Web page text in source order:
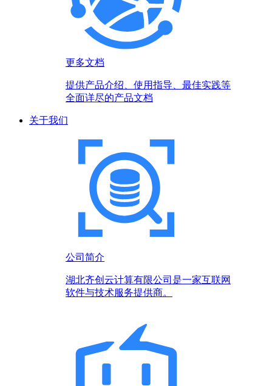
更多文档
提供产品介绍、使用指导、最佳实践等
全面详尽的产品文档
关于我们
公司简介
湖北齐创云计算有限公司是一家互联网
软件与技术服务提供商。